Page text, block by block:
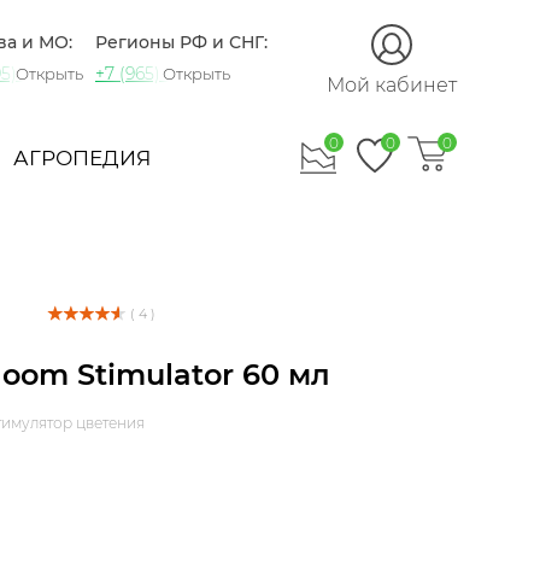
и МО:
721-60-15
Открыть
Регионы РФ и СНГ:
+7 (965) 420-10-10
Открыть Мой кабинет
АГРОПЕДИЯ
0 0 0
( 4 )
Stimulator 60 мл
цветения